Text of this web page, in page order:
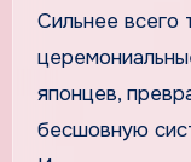
Сильнее всего
японцев,
бесшовную